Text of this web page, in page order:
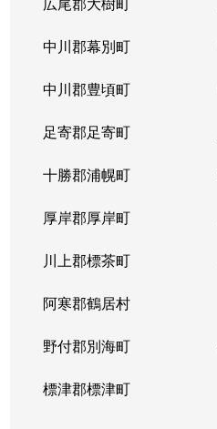
中川郡幕別町
中川郡豊頃町
足寄郡足寄町
十勝郡浦幌町
厚岸郡厚岸町
川上郡標茶町
阿寒郡鶴居村
野付郡別海町
標津郡標津町